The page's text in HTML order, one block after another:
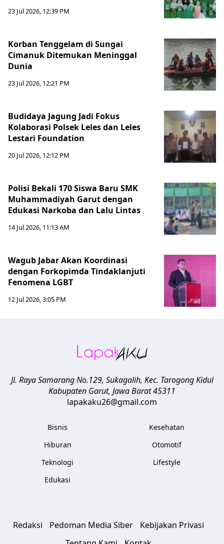
23 Jul 2026, 12:39 PM
Korban Tenggelam di Sungai
Cimanuk Ditemukan Meninggal
Dunia
23 Jul 2026, 12:21 PM
Budidaya Jagung Jadi Fokus
Kolaborasi Polsek Leles dan Leles
Lestari Foundation
20 Jul 2026, 12:12 PM
Polisi Bekali 170 Siswa Baru SMK
Muhammadiyah Garut dengan
Edukasi Narkoba dan Lalu Lintas
14 Jul 2026, 11:13 AM
Wagub Jabar Akan Koordinasi
dengan Forkopimda Tindaklanjuti
Fenomena LGBT
12 Jul 2026, 3:05 PM
Jl. Raya Samarang No.129, Sukagalih, Kec. Tarogong Kidul
Kabupaten Garut, Jawa Barat45311
lapakaku26@gmail.com
Bisnis
Hiburan
Teknologi
Edukasi
Kesehatan
Otomotif
Lifestyle
Redaksi Pedoman Media Siber
Kebijakan Privasi